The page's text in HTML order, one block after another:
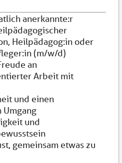
anerkannte:r
Heilpädagog:in oder
(m/w/d)
an
Arbeit mit
und einen
und
gemeinsam etwas zu